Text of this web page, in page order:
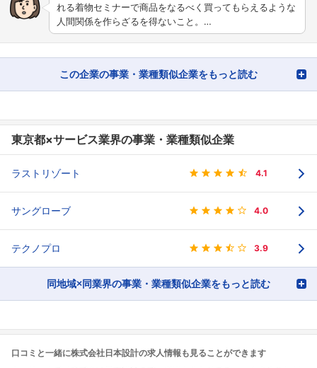
れる着物セミナーで商品をなるべく買ってもらえるような
人間関係を作らざるを得ないこと。…
この企業の事業・業種類似企業をもっと読む
東京都×サービス業界の事業・業種類似企業
ラストリゾート 4.1
サングローブ 4.0
テクノプロ 3.9
同地域×同業界の事業・業種類似企業をもっと読む
口コミと一緒に株式会社日本設計の求人情報も見ることができます